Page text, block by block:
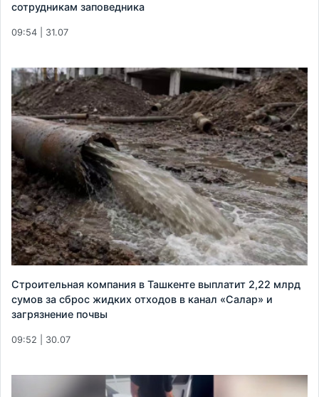
сотрудникам заповедника
09:54 | 31.07
Строительная компания в Ташкенте выплатит 2,22 млрд
сумов за сброс жидких отходов в канал «Салар» и
загрязнение почвы
09:52 | 30.07